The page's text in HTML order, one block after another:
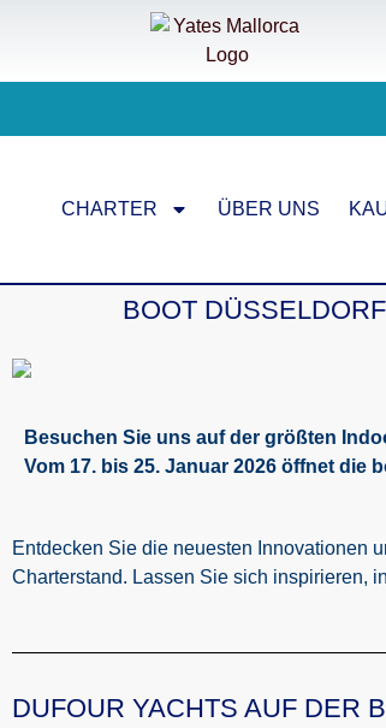
CHARTER ÜBER UNS
BOOT
Besuchen Sie uns auf der größten
Vom 17. bis 25. Januar 2026 öffnet die
Entdecken Sie die neuesten Innovationen
Charterstand. Lassen Sie sich inspirieren,
DUFOUR YACHTS AUF DER